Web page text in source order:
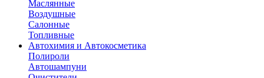
Маслянные
Воздушные
Салонные
Топливные
Автохимия и Автокосметика
Полироли
Автошампуни